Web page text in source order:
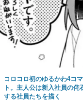
コロコロ初のゆるかわ4コ
ト。主人公は新入社員の
する社員たちを描く